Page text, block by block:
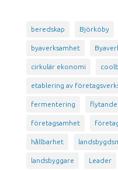
beredskap Björköby
byaverksamhet
cirkulär ekonomi
etablering av
fermentering
företagsamhet
hållbarhet
landsbyggare Leader